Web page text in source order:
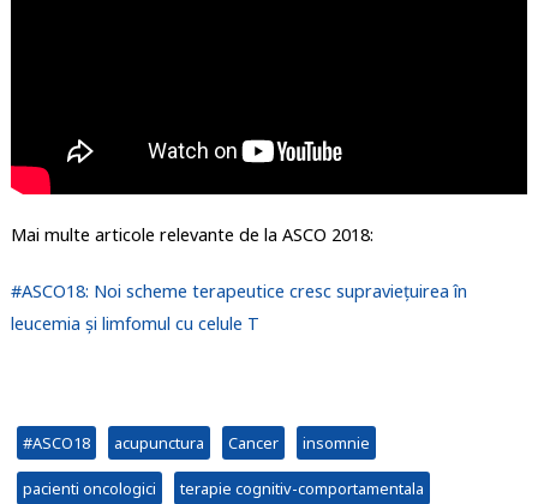
Mai multe articole relevante de la ASCO 2018:
#ASCO18: Noi scheme terapeutice cresc supraviețuirea în
leucemia și limfomul cu celule T
#ASCO18 acupunctura Cancer insomnie
pacienti oncologici terapie cognitiv-comportamentala